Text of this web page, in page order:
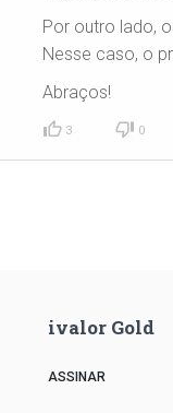
Por outro lado,
Nesse caso, o
Abraços!
3 0
ivalor Gold
ASSINAR